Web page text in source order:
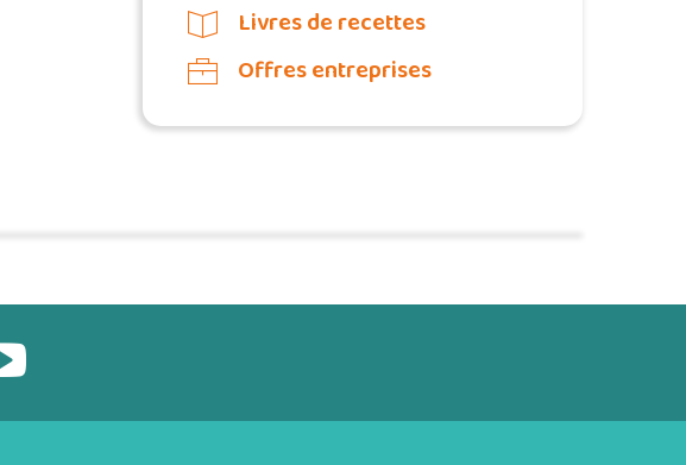
Livres de recettes
Offres entreprises